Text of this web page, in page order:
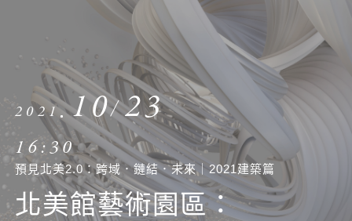
2021 10 23
16:30
預見北美2.0：跨域．鏈結．未來｜2021建築篇
北美館藝術園區：